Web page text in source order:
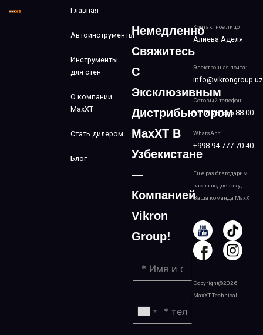
Контактное лицо
Алиева Аделя
Электронная почта:
info@vikrongroup.uz
Сотовый телефон:
+998 78 555 88 00
WhatsApp:
+998 94 777 70 40
Еще раз благодарим
вас за поддержку,
Ваша команда MaxXT
Copyright@2026
MaxXT Technical
Главная
Автоинструменты
Инструменты
для стен
О компании
MaxXT
Стать дилером
Блог
Немедленно
Свяжитесь
С
Эксклюзивным
Дистрибьютором
MaxXT В
Узбекистане
—
Компанией
Vikron
Group!